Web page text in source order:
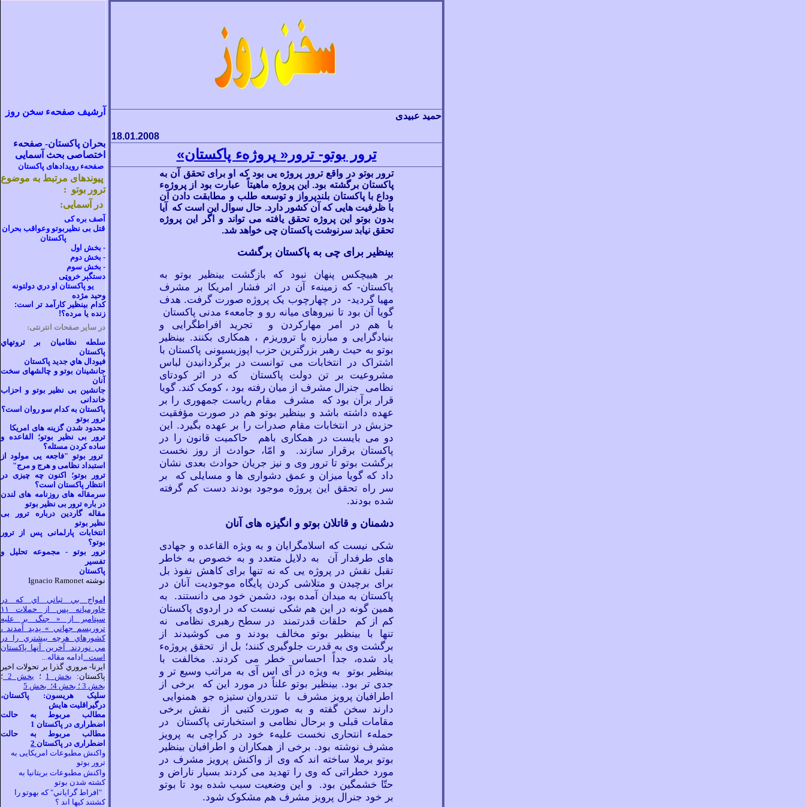
حميد عبيدی
18.01.2008
ترور بوتو- ترور« پروژهء پاکستان»
ترور بوتو در واقع ترور پروژه یی بود که او برای تحقق آن به
پاکستان برگشته بود. این پروژه ماهیتاً عبارت بود از پروژهء
وداع با پاکستان بلندپرواز و توسعه طلب و مطابقت دادن آن
با ظرفیت هایی که آن کشور دارد. حال سوال این است که آیا
بدون بوتو این پروژه تحقق یافته می تواند و اگر این پروژه
تحقق نیابد سرنوشت پاکستان چی خواهد شد.
بینظیر برای چی به پاکستان برگشت
بر هییچکس پنهان نبود که بازگشت بینظیر بوتو به
پاکستان- که زمینهء آن در اثر فشار امریکا بر مشرف
مهیا گردید- در چهارچوب یک پروژه صورت گرفت. هدف
گویا آن بود تا نیروهای میانه رو و جامعهء مدنی پاکستان
با هم در امر مهارکردن و تجرید افراطگرایی و
بنیادگرایی و مبارزه با تروریزم ، همکاری بکنند. بینظیر
بوتو به حیث رهبر بزرگترین حزب اپوزیسیونی پاکستان با
اشتراک در انتخابات می توانست در برگردانیدن لباس
مشروعیت بر تن دولت پاکستان که در اثر کودتای
نظامی جنرال مشرف از میان رفته بود ، کومک کند. گویا
قرار برآن بود که مشرف مقام ریاست جمهوری را بر
عهده داشته باشد و بینظیر بوتو هم در صورت مؤفقیت
حزبش در انتخابات مقام صدرات را بر عهده بگیرد. این
دو می بایست در همکاری باهم حاکمیت قانون را در
پاکستان برقرار سازند. و امّا، حوادث از روز نخست
برگشت بوتو تا ترور وی و نیز جریان حوادث بعدی نشان
داد که گویا میزان و عمق دشواری ها و مسایلی که بر
سر راه تحقق این پروژه موجود بودند دست کم گرفته
شده بودند.
دشمنان و قاتلان بوتو و انگیزه های آنان
شکی نیست که اسلامگرایان و به ويژه القاعده و جهادی
های طرفدار آن به دلایل متعدد و به خصوص به خاطر
تقبل نقش در پروژه یی که نه تنها برای کاهش نفوذ بل
برای برچیدن و متلاشی کردن پایگاه موجودیت آنان در
پاکستان به میدان آمده بود، دشمن خود می دانستند. به
همین گونه در این هم شکی نیست که در اردوی پاکستان
کم از کم حلقات قدرتمند در سطح رهبری نظامی نه
تنها با بینظیر بوتو مخالف بودند و می کوشیدند از
برگشت وی به قدرت جلوگیری کنند؛ بل از تحقق پروژهء
یاد شده، جداً احساس خطر می
کردند. مخالفت با
بینظیر بوتو به ویژه در آی اس آی به مراتب وسیع تر و
جدی تر بود. بینظیر بوتو علناً در مورد این که برخی از
اطرافیان پرویز مشرف با تندروان ستیزه جو همنوایی
دارند سخن گفته و به صورت کتبی از نقش برخی
مقامات قبلی و برحال نظامی و استخبارتی پاکستان در
حملهء انتحاری نخست علیهء خود در کراچی به پرویز
مشرف نوشته بود. برخی از همکاران و اطرافیان بینظیر
بوتو برملا ساخته اند که وی از واکنش پرویز مشرف در
مورد خطراتی که وی را تهدید می کردند بسیار ناراض و
حتّا خشمگین بود. و این وضعیت سبب شده بود تا بوتو
بر خود جنرال پرویز مشرف هم مشکوک شود.
آرشيف صفحهء سخن روز
بحران پاکستان- صفحهء
اختصاصی بحث آسمایی
صفحهء رویدادهای پاکستان
پیوندهای مرتبط به موضوع
ترور بوتو :
در آسمایی:
آصف بره کی
قتل بی نظیربوتو وعواقب بحران
پاکستان
- بخش اول
- بخش دوم
- بخش سوم
دستگېر خروټی
يو پاکستان او دري دولتونه
وحید مژده
کدام بینظیر کارآمد تر است:
زنده یا مرده؟!
در سایر صفحات انترنتی:
سلطه نظاميان بر ثروتهاي
پاکستان
فیودال هاي جديد پاکستان
جانشینان بوتو و چالشهای سخت
آنان
جانشین بی نظیر بوتو و احزاب
خاندانی
پاکستان به کدام سو روان است؟
ترور بوتو
محدود شدن گزینه های امریکا
ترور بی نظیر بوتو؛ القاعده و
ساده کردن مسئله؟
ترور بوتو "فاجعه یی مولود از
استبداد نظامی و هرج و مرج"
ترور بوتو؛ اکنون چه چیزی در
انتظار پاکستان است؟
سرمقاله های روزنامه های لندن
در باره ترور بی نظیر بوتو
مقاله گاردین درباره ترور بی
نظیر بوتو
انتخابات پارلمانی پس از ترور
بوتو؟
ترور بوتو - مجموعه تحلیل و
تفسیر
پاکستان
نوشته Ignacio Ramonet
مواج بي ثباتي اي که در
خاورميانه پس از حملات ١١
سپتامبر از « جنگ بر عليه
تروريسم جهاني » پديد آمدند ،
کشورهاي هرچه بيشتري را در
مي نوردند. آخرين آنها پاکستان
است... ادامه مقاله...
ایرنا- مروري گذرا بر تحولات اخیر
پاکستان: بخش 1 ؛ بخش 2
؛
بخش 3 ؛
بخش 4؛
بخش 5
سلیک هریسون: پاکستان،
درگيراقليت هايش
مطالب مربوط به حالت
اضطراری در پاکستان 1
مطالب مربوط به حالت
اضطراری در پاکستان
واکنش مطبوعات امریکایی به
ترور بوتو
واکنش مطبوعات بریتانیا به
کشته شدن بوتو
"افراط گراياني" که بهوتو را
کشتند کيها اند ؟